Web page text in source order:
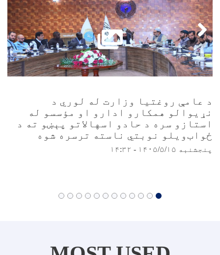
د عامې روغتيا وزارت له لوري د
نړيوالو همکارو ادارو او مؤسسو له
استازو سره د حادو اسهالاتو پېښو ته د
ځواب‌ویلو نوبتي ناسته ترسره شوه
پنجشنبه ۱۴۰۵/۵/۱۵ - ۱۴:۳۲